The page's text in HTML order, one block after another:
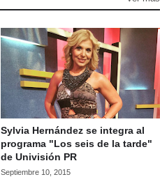
Sylvia Hernández se integra al
programa "Los seis de la tarde"
de Univisión PR
Septiembre 10, 2015